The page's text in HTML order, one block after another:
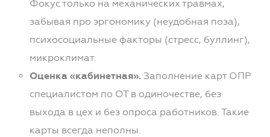
Фокус только на механических травмах,
забывая про эргономику (неудобная поза),
психосоциальные факторы (стресс, буллинг),
микроклимат.
Оценка «кабинетная».Заполнение карт ОПР
специалистом по ОТ в одиночестве, без
выхода в цех и без опроса работников. Такие
карты всегда неполны.